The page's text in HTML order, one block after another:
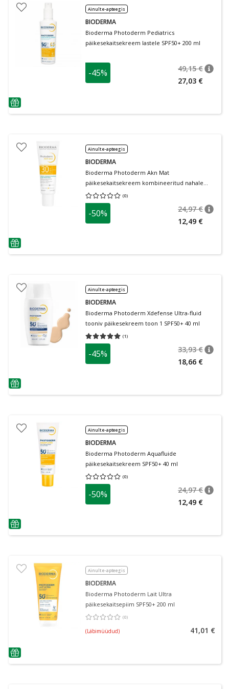
nõuanne
Ainult e-apteegis
BIODERMA
Bioderma Photoderm Pediatrics
päikesekaitsekreem lastele SPF50+ 200 ml
-45% 49,15 €
27,03 €
nõuanne
Ainult e-apteegis
BIODERMA
Bioderma Photoderm Akn Mat
päikesekaitsekreem kombineeritud nahale
SPF30 40 ml
(0)
Keskmine hinnang 0.00
-50% 24,97 €
12,49 €
nõuanne
Ainult e-apteegis
BIODERMA
Bioderma Photoderm Xdefense Ultra-fluid
tooniv päikesekreem toon 1 SPF50+ 40 ml
(1)
Keskmine hinnang 5.00
-45% 33,93 €
18,66 €
nõuanne
Ainult e-apteegis
BIODERMA
Bioderma Photoderm Aquafluide
päikesekaitsekreem SPF50+ 40 ml
(0)
Keskmine hinnang 0.00
-50% 24,97 €
12,49 €
nõuanne
Ainult e-apteegis
BIODERMA
Bioderma Photoderm Lait Ultra
päikesekaitsepiim SPF50+ 200 ml
(0)
Keskmine hinnang 0.00
(Läbimüüdud) 41,01 €